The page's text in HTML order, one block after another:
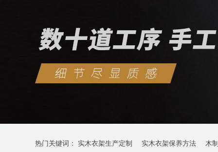
热门关键词： 实木衣架生产定制 实木衣架保养方法 木